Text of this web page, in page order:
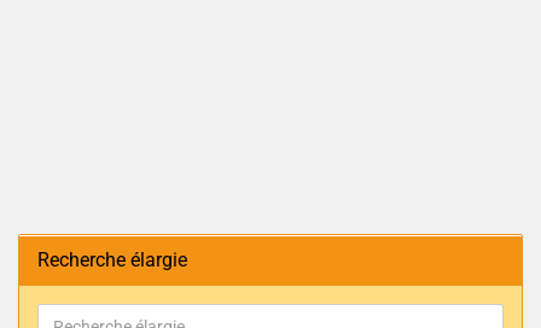
Recherche élargie